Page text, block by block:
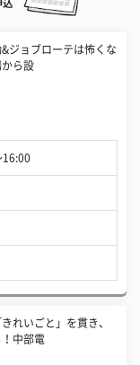
込
&ジョブローテは怖くな
から設
16:00
れいごと」を貫き、
中部電